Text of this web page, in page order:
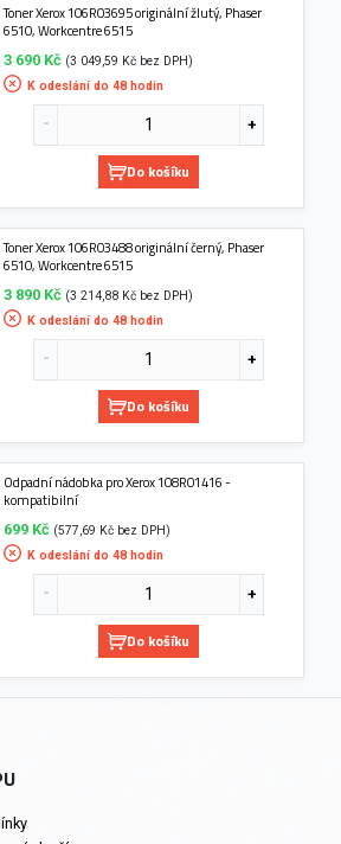
Toner Xerox 106R03695 originální žlutý, Phaser
6510, Workcentre 6515
3 690 Kč (3 049,59 Kč bez DPH)
K odeslání do 48 hodin
Do košíku
Toner Xerox 106R03488 originální černý, Phaser
6510, Workcentre 6515
3 890 Kč (3 214,88 Kč bez DPH)
K odeslání do 48 hodin
Do košíku
Odpadní nádobka pro Xerox 108R01416 -
kompatibilní
699 Kč (577,69 Kč bez DPH)
K odeslání do 48 hodin
Do košíku